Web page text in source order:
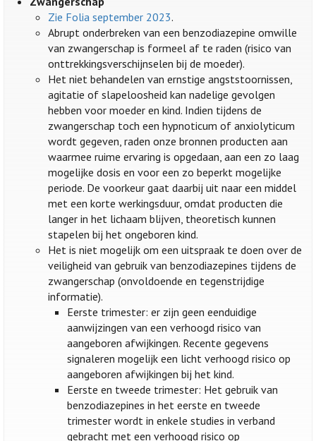
Zie Folia september 2023.
Abrupt onderbreken van een benzodiazepine omwille
van zwangerschap is formeel af te raden (risico van
onttrekkingsverschijnselen bij de moeder).
Het niet behandelen van ernstige angststoornissen,
agitatie of slapeloosheid kan nadelige gevolgen
hebben voor moeder en kind. Indien tijdens de
zwangerschap toch een hypnoticum of anxiolyticum
wordt gegeven, raden onze bronnen producten aan
waarmee ruime ervaring is opgedaan, aan een zo laag
mogelijke dosis en voor een zo beperkt mogelijke
periode. De voorkeur gaat daarbij uit naar een middel
met een korte werkingsduur, omdat producten die
langer in het lichaam blijven, theoretisch kunnen
stapelen bij het ongeboren kind.
Het is niet mogelijk om een uitspraak te doen over de
veiligheid van gebruik van benzodiazepines tijdens de
zwangerschap (onvoldoende en tegenstrijdige
informatie).
Eerste trimester: er zijn geen eenduidige
aanwijzingen van een verhoogd risico van
aangeboren afwijkingen. Recente gegevens
signaleren mogelijk een licht verhoogd risico op
aangeboren afwijkingen bij het kind.
Eerste en tweede trimester: Het gebruik van
benzodiazepines in het eerste en tweede
trimester wordt in enkele studies in verband
gebracht met een verhoogd risico op